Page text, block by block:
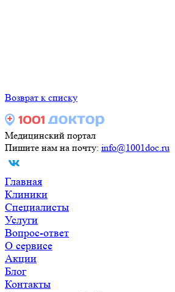
Возврат к списку
Медицинский портал
Пишите нам на почту: info@1001doc.ru
Главная
Клиники
Специалисты
Услуги
Вопрос-ответ
О сервисе
Акции
Блог
Контакты